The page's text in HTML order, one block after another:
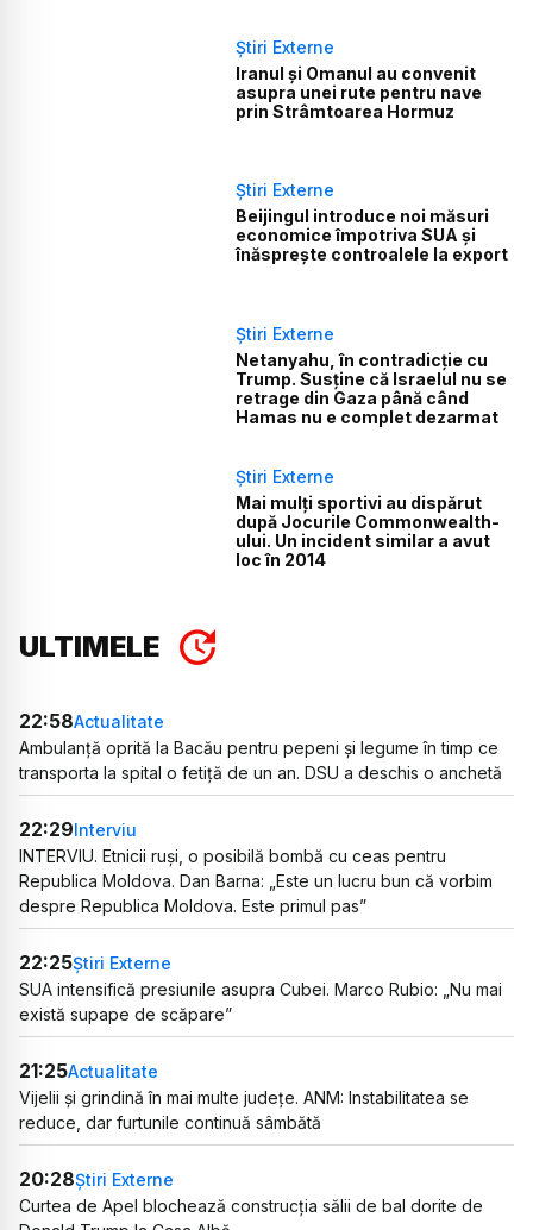
Știri Externe
Iranul și Omanul au convenit
asupra unei rute pentru nave
prin Strâmtoarea Hormuz
Știri Externe
Beijingul introduce noi măsuri
economice împotriva SUA și
înăsprește controalele la export
Știri Externe
Netanyahu, în contradicție cu
Trump. Susține că Israelul nu se
retrage din Gaza până când
Hamas nu e complet dezarmat
Știri Externe
Mai mulți sportivi au dispărut
după Jocurile Commonwealth-
ului. Un incident similar a avut
loc în 2014
ULTIMELE
22:58Actualitate
Ambulanță oprită la Bacău pentru pepeni și legume în timp ce
transporta la spital o fetiță de un an. DSU a deschis o anchetă
22:29Interviu
INTERVIU. Etnicii ruși, o posibilă bombă cu ceas pentru
Republica Moldova. Dan Barna: „Este un lucru bun că vorbim
despre Republica Moldova. Este primul pas”
22:25Știri Externe
SUA intensifică presiunile asupra Cubei. Marco Rubio: „Nu mai
există supape de scăpare”
21:25Actualitate
Vijelii și grindină în mai multe județe. ANM: Instabilitatea se
reduce, dar furtunile continuă sâmbătă
20:28Știri Externe
Curtea de Apel blochează construcția sălii de bal dorite de